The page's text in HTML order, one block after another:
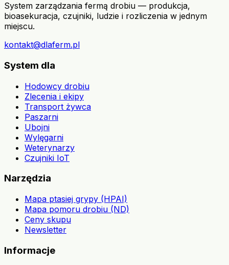
System zarządzania fermą drobiu — produkcja,
bioasekuracja, czujniki, ludzie i rozliczenia w jednym
miejscu.
kontakt@dlaferm.pl
System dla
Hodowcy drobiu
Zlecenia i ekipy
Transport żywca
Paszarni
Ubojni
Wylęgarni
Weterynarzy
Czujniki IoT
Narzędzia
Mapa ptasiej grypy (HPAI)
Mapa pomoru drobiu (ND)
Ceny skupu
Newsletter
Informacje